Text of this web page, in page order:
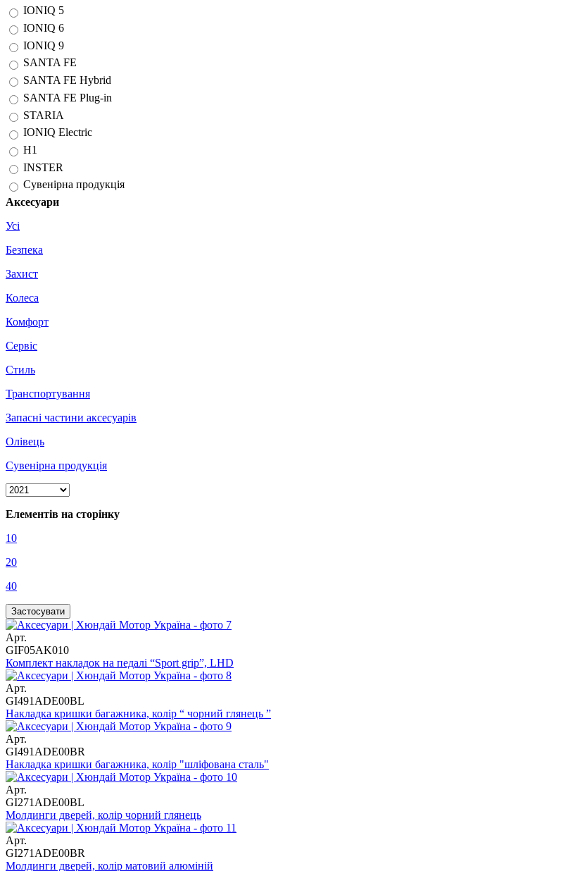
IONIQ 5
IONIQ 6
IONIQ 9
SANTA FE
SANTA FE Hybrid
SANTA FE Plug-in
STARIA
IONIQ Electric
H1
INSTER
Сувенірна продукція
Аксесуари
Усі
Безпека
Захист
Колеса
Комфорт
Сервіс
Стиль
Транспортування
Запасні частини аксесуарів
Олівець
Сувенірна продукція
Елементів на сторінку
10
20
40
Арт.
GIF05AK010
Комплект накладок на педалі “Sport grip”, LHD
Арт.
GI491ADE00BL
Накладка кришки багажника, колір “ чорний глянець ”
Арт.
GI491ADE00BR
Накладка кришки багажника, колір "шліфована сталь"
Арт.
GI271ADE00BL
Молдинги дверей, колір чорний глянець
Арт.
GI271ADE00BR
Молдинги дверей, колір матовий алюміній